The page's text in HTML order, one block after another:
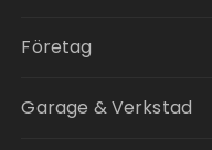
Företag
Garage & Verkstad